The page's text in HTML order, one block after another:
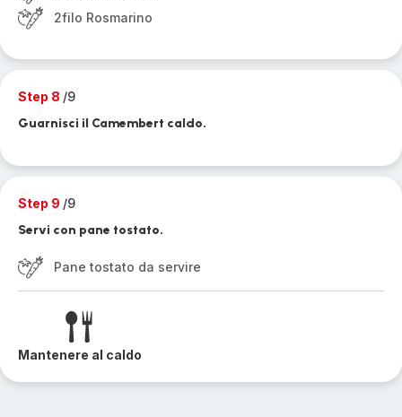
2filo Rosmarino
Step 8 /9
Guarnisci il Camembert caldo.
Step 9 /9
Servi con pane tostato.
Pane tostato da servire
Mantenere al caldo